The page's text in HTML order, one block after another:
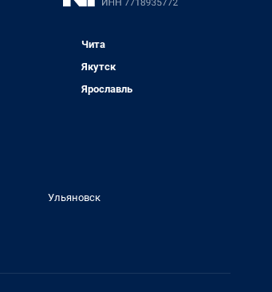
Чита
Якутск
Ярославль
Ульяновск